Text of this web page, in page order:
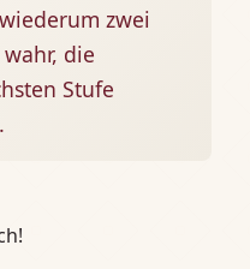
zwei
die
Stufe